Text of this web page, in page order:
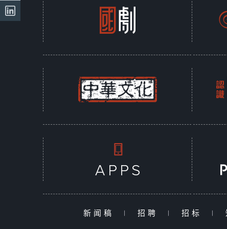
新闻稿 | 招聘 | 招标 |